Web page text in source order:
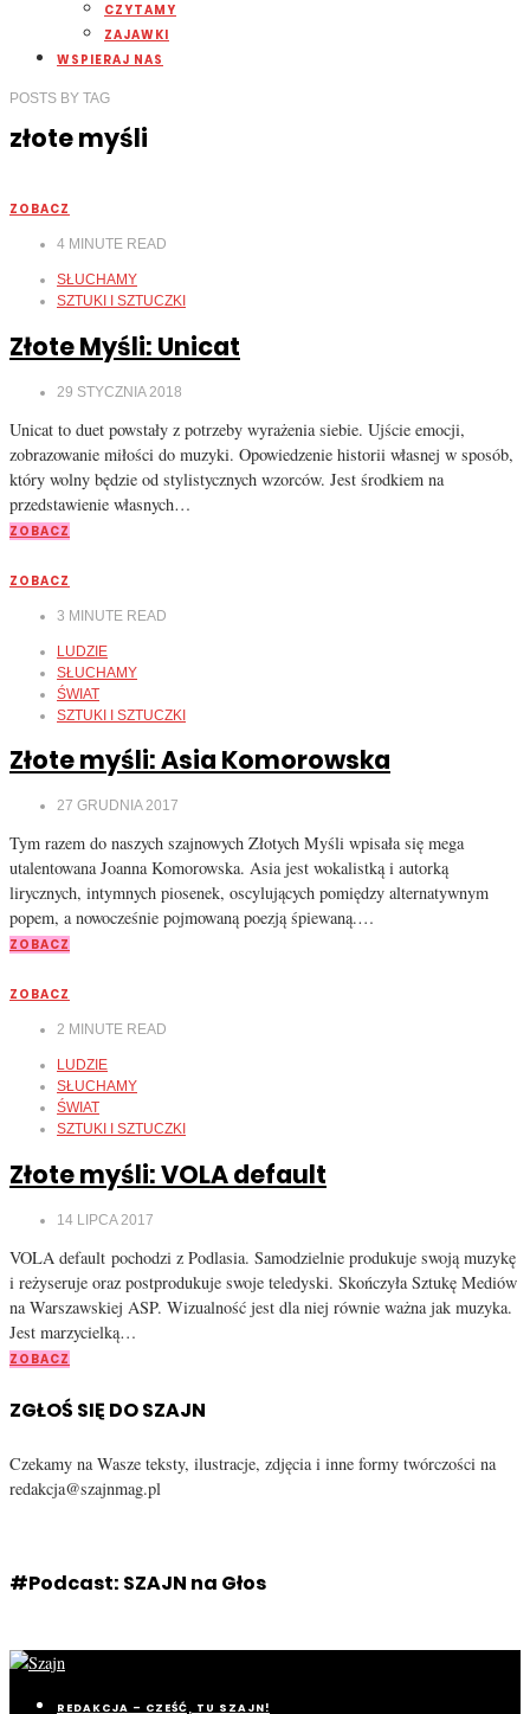
CZYTAMY
ZAJAWKI
WSPIERAJ NAS
POSTS BY TAG
złote myśli
ZOBACZ
4 MINUTE READ
SŁUCHAMY
SZTUKI I SZTUCZKI
Złote Myśli: Unicat
29 STYCZNIA 2018
Unicat to duet powstały z potrzeby wyrażenia siebie. Ujście emocji,
zobrazowanie miłości do muzyki. Opowiedzenie historii własnej w sposób,
który wolny będzie od stylistycznych wzorców. Jest środkiem na
przedstawienie własnych…
ZOBACZ
ZOBACZ
3 MINUTE READ
LUDZIE
SŁUCHAMY
ŚWIAT
SZTUKI I SZTUCZKI
Złote myśli: Asia Komorowska
27 GRUDNIA 2017
Tym razem do naszych szajnowych Złotych Myśli wpisała się mega
utalentowana Joanna Komorowska. Asia jest wokalistką i autorką
lirycznych, intymnych piosenek, oscylujących pomiędzy alternatywnym
popem, a nowocześnie pojmowaną poezją śpiewaną.…
ZOBACZ
ZOBACZ
2 MINUTE READ
LUDZIE
SŁUCHAMY
ŚWIAT
SZTUKI I SZTUCZKI
Złote myśli: VOLA default
14 LIPCA 2017
VOLA default pochodzi z Podlasia. Samodzielnie produkuje swoją muzykę
i reżyseruje oraz postprodukuje swoje teledyski. Skończyła Sztukę Mediów
na Warszawskiej ASP. Wizualność jest dla niej równie ważna jak muzyka.
Jest marzycielką…
ZOBACZ
ZGŁOŚ SIĘ DO SZAJN
Czekamy na Wasze teksty, ilustracje, zdjęcia i inne formy twórczości na
redakcja@szajnmag.pl
#Podcast: SZAJN na Głos
REDAKCJA – CZEŚĆ, TU SZAJN!